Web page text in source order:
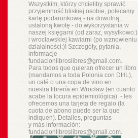
Wszystkim, którzy chcieliby sprawić
przyjemność bliskiej osobie, polecamy
kartę podarunkową - na dowolną,
ustaloną kwotę - do wykorzystania w
naszej księgarni (od zaraz, wysyłkowo:)
i wrocławskiej kawiarni (po wznowieniu
działalności:)! Szczegóły, pytania,
informacje -
fundacionlibroslibres@gmail.com.
Para todos que quieran ofrecer un libro
(mandamos a toda Polonia con DHL),
un café o una copa de vino en
nuestra libreríaen Wrocław (en cuanto
acabe la locura epidemiológica) - les
ofrecemos una tarjeta de regalo (la
cuota de abono puede ser la que
indiquen). Detalles, preguntas
y másinformación:
fundacionlibroslibres@gmail.com.